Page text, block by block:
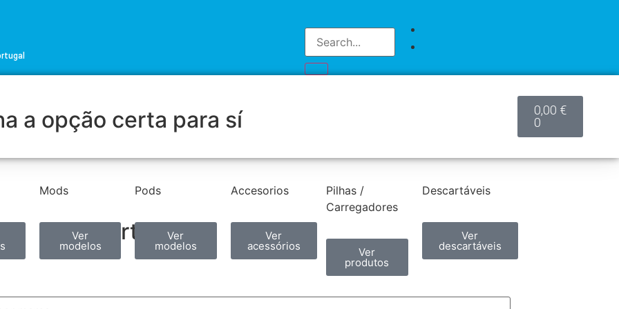
a opção certa para sí
Mods
Ver
modelos
Pods
Ver
modelos
Accesorios
Ver
acessórios
Pilhas /
Carregadores
Ver
produtos
Descartáveis
Ver
descartáveis
0,00 €
0
Partilhar